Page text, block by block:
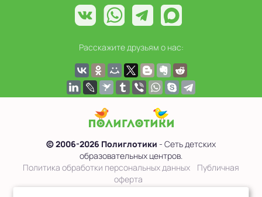
Расскажите друзьям о нас:
© 2006-2026 Полиглотики - Сеть детских
образовательных центров.
Политика обработки персональных данных
Публичная
оферта
Сведения об образовательной организации